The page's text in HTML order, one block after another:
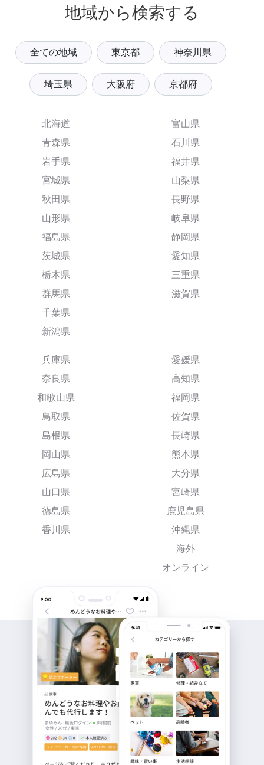
地域から検索する
全ての地域 東京都 神奈川県
埼玉県 大阪府 京都府
北海道
青森県
岩手県
宮城県
秋田県
山形県
福島県
茨城県
栃木県
群馬県
千葉県
新潟県
富山県
石川県
福井県
山梨県
長野県
岐阜県
静岡県
愛知県
三重県
滋賀県
兵庫県
奈良県
和歌山県
鳥取県
島根県
岡山県
広島県
山口県
徳島県
香川県
愛媛県
高知県
福岡県
佐賀県
長崎県
熊本県
大分県
宮崎県
鹿児島県
沖縄県
海外
オンライン